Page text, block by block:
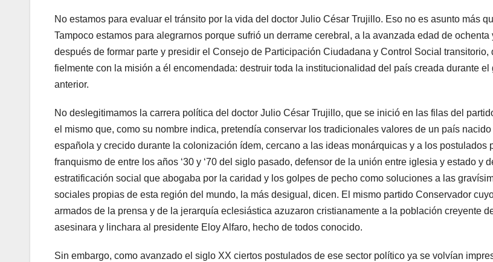
No estamos para evaluar el tránsito por la vida del doctor Julio César Trujillo. Eso no es asunto más
Tampoco estamos para alegrarnos porque sufrió un derrame cerebral, a la avanzada edad de ochenta
después de formar parte y presidir el Consejo de Participación Ciudadana y Control Social transitorio,
fielmente con la misión a él encomendada: destruir toda la institucionalidad del país creada durante el
anterior.
No deslegitimamos la carrera política del doctor Julio César Trujillo, que se inició en las filas del
el mismo que, como su nombre indica, pretendía conservar los tradicionales valores de un país
española y crecido durante la colonización ídem, cercano a las ideas monárquicas y a los postulados
franquismo de entre los años ‘30 y ‘70 del siglo pasado, defensor de la unión entre iglesia y estado y
estratificación social que abogaba por la caridad y los golpes de pecho como soluciones a las
sociales propias de esta región del mundo, la más desigual, dicen. El mismo partido Conservador
armados de la prensa y de la jerarquía eclesiástica azuzaron cristianamente a la población creyente
asesinara y linchara al presidente Eloy Alfaro, hecho de todos conocido.
Sin embargo, como avanzado el siglo XX ciertos postulados de ese sector político ya se volvían